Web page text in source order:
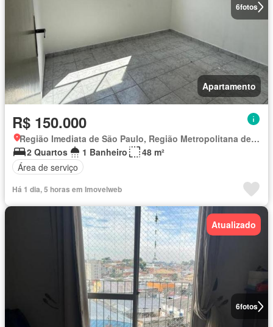
6fotos
Apartamento
R$ 150.000
Região Imediata de São Paulo, Região Metropolitana de São Paulo
2 Quartos
1 Banheiro
48 m²
Área de serviço
Há 1 dia, 5 horas em Imovelweb
6fotos
Atualizado